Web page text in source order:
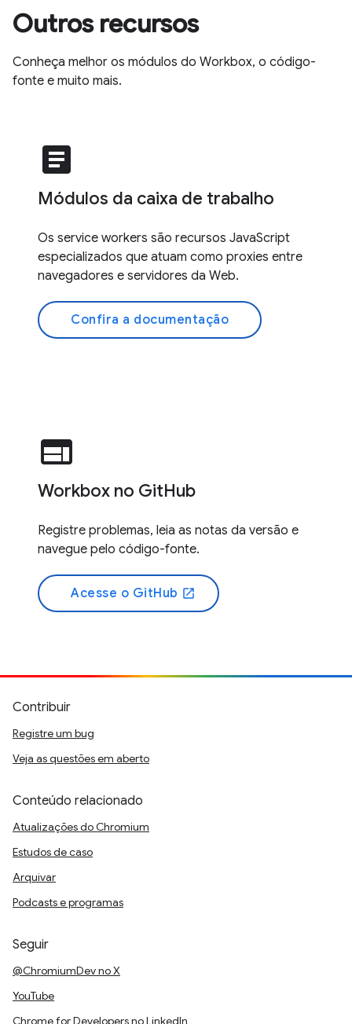
Outros recursos
Conheça melhor os módulos do Workbox, o código-
fonte e muito mais.
article
Módulos da caixa de trabalho
Os service workers são recursos JavaScript
especializados que atuam como proxies entre
navegadores e servidores da Web.
Confira a documentação
web
Workbox no GitHub
Registre problemas, leia as notas da versão e
navegue pelo código-fonte.
Acesse o GitHub open_in_new
Contribuir
Registre um bug
Veja as questões em aberto
Conteúdo relacionado
Atualizações do Chromium
Estudos de caso
Arquivar
Podcasts e programas
Seguir
@ChromiumDev no X
YouTube
Chrome for Developers no LinkedIn